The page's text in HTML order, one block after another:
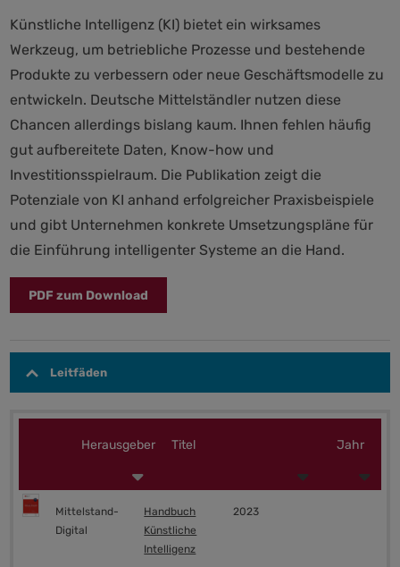
Künstliche Intelligenz (KI) bietet ein wirksames
Werkzeug, um betriebliche Prozesse und bestehende
Produkte zu verbessern oder neue Geschäftsmodelle zu
entwickeln. Deutsche Mittelständler nutzen diese
Chancen allerdings bislang kaum. Ihnen fehlen häufig
gut aufbereitete Daten, Know-how und
Investitionsspielraum. Die Publikation zeigt die
Potenziale von KI anhand erfolgreicher Praxisbeispiele
und gibt Unternehmen konkrete Umsetzungspläne für
die Einführung intelligenter Systeme an die Hand.
PDF zum Download
Leitfäden
Herausgeber Titel Jahr
Mittelstand-
Digital
Handbuch
Künstliche
Intelligenz
2023